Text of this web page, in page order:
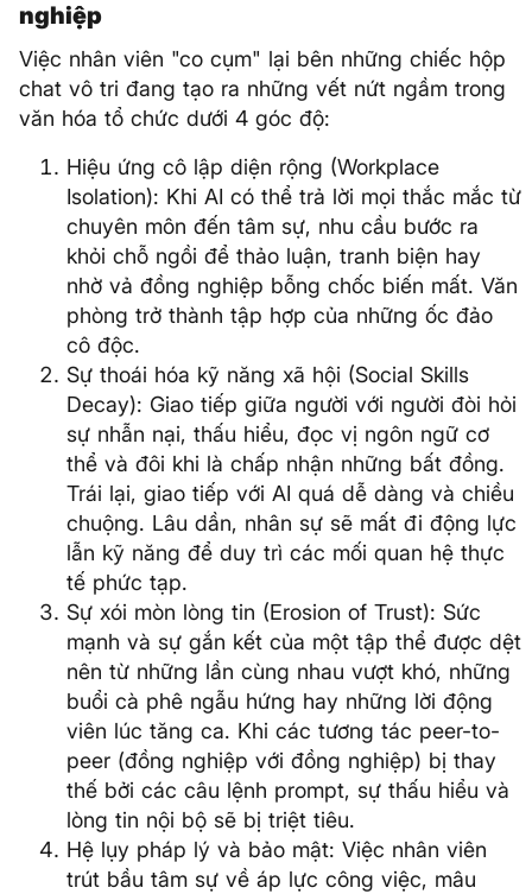
nghiệp
Việc nhân viên "co cụm" lại bên những chiếc hộp
chat vô tri đang tạo ra những vết nứt ngầm trong
văn hóa tổ chức dưới 4 góc độ:
Hiệu ứng cô lập diện rộng (Workplace
Isolation): Khi AI có thể trả lời mọi thắc mắc từ
chuyên môn đến tâm sự, nhu cầu bước ra
khỏi chỗ ngồi để thảo luận, tranh biện hay
nhờ vả đồng nghiệp bỗng chốc biến mất. Văn
phòng trở thành tập hợp của những ốc đảo
cô độc.
Sự thoái hóa kỹ năng xã hội (Social Skills
Decay): Giao tiếp giữa người với người đòi hỏi
sự nhẫn nại, thấu hiểu, đọc vị ngôn ngữ cơ
thể và đôi khi là chấp nhận những bất đồng.
Trái lại, giao tiếp với AI quá dễ dàng và chiều
chuộng. Lâu dần, nhân sự sẽ mất đi động lực
lẫn kỹ năng để duy trì các mối quan hệ thực
tế phức tạp.
Sự xói mòn lòng tin (Erosion of Trust): Sức
mạnh và sự gắn kết của một tập thể được dệt
nên từ những lần cùng nhau vượt khó, những
buổi cà phê ngẫu hứng hay những lời động
viên lúc tăng ca. Khi các tương tác peer-to-
peer (đồng nghiệp với đồng nghiệp) bị thay
thế bởi các câu lệnh prompt, sự thấu hiểu và
lòng tin nội bộ sẽ bị triệt tiêu.
Hệ lụy pháp lý và bảo mật: Việc nhân viên
trút bầu tâm sự về áp lực công việc, mâu